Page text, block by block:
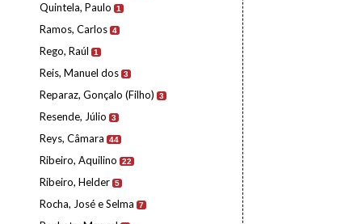
Quintela, Paulo 1
Ramos, Carlos 4
Rego, Raúl 1
Reis, Manuel dos 3
Reparaz, Gonçalo (Filho) 3
Resende, Júlio 3
Reys, Câmara 44
Ribeiro, Aquilino 22
Ribeiro, Helder 5
Rocha, José e Selma 7